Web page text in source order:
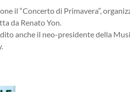
il “Concerto di Primavera”,
da Renato Yon.
anche il neo-presidente della